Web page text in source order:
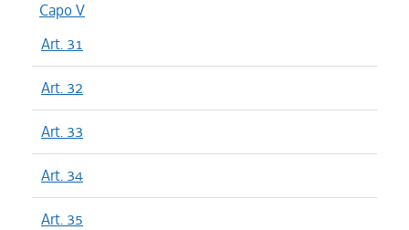
Capo V
Art. 31
Art. 32
Art. 33
Art. 34
Art. 35